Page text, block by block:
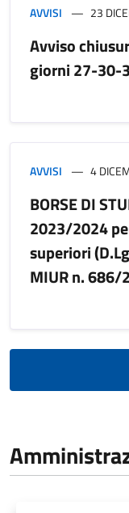
AVVISI 23
Avviso
giorni 27-30-
AVVISI 4
BORSE DI
2023/2024
superiori
MIUR n. 686/